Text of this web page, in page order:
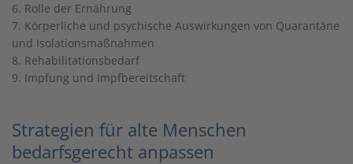
6. Rolle der Ernährung
7. Körperliche und psychische Auswirkungen von Quarantäne
und Isolationsmaßnahmen
8. Rehabilitationsbedarf
9. Impfung und Impfbereitschaft
Strategien für alte Menschen
bedarfsgerecht anpassen